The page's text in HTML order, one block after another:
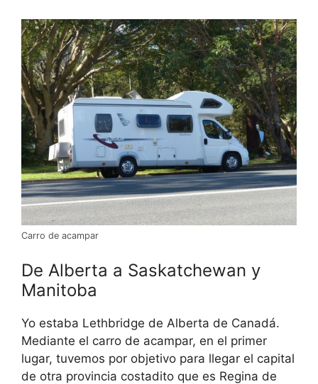
Carro de acampar
De Alberta a Saskatchewan y
Manitoba
Yo estaba Lethbridge de Alberta de Canadá.
Mediante el carro de acampar, en el primer
lugar, tuvemos por objetivo para llegar el capital
de otra provincia costadito que es Regina de